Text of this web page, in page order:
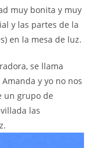
muy bonita y muy
y las partes de la
en la mesa de luz.
se llama
y yo no nos
un grupo de
las